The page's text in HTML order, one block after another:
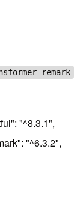
remark
"^8.3.1",
"^6.3.2",